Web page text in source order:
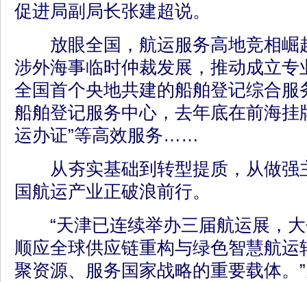
促进局副局长张建超说。
放眼全国，航运服务高地竞相崛
涉外海事临时仲裁发展，推动成立专
全国首个央地共建的船舶登记综合
船舶登记服务中心，去年底在前海挂
运办证”等高效服务……
从夯实基础到转型提质，从做强
国航运产业正破浪前行。
“天津已连续举办三届航运展，大
顺应全球供应链重构与绿色智慧航
聚资源、服务国家战略的重要载体。